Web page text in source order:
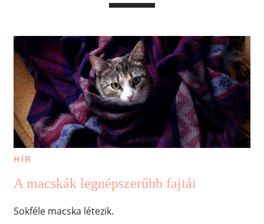
HÍR
A macskák legnépszerűbb fajtái
Sokféle macska létezik.